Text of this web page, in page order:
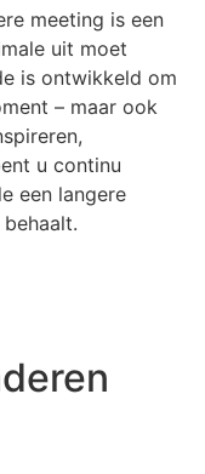
meeting is een
uit moet
is ontwikkeld om
– maar ook
u continu
een langere